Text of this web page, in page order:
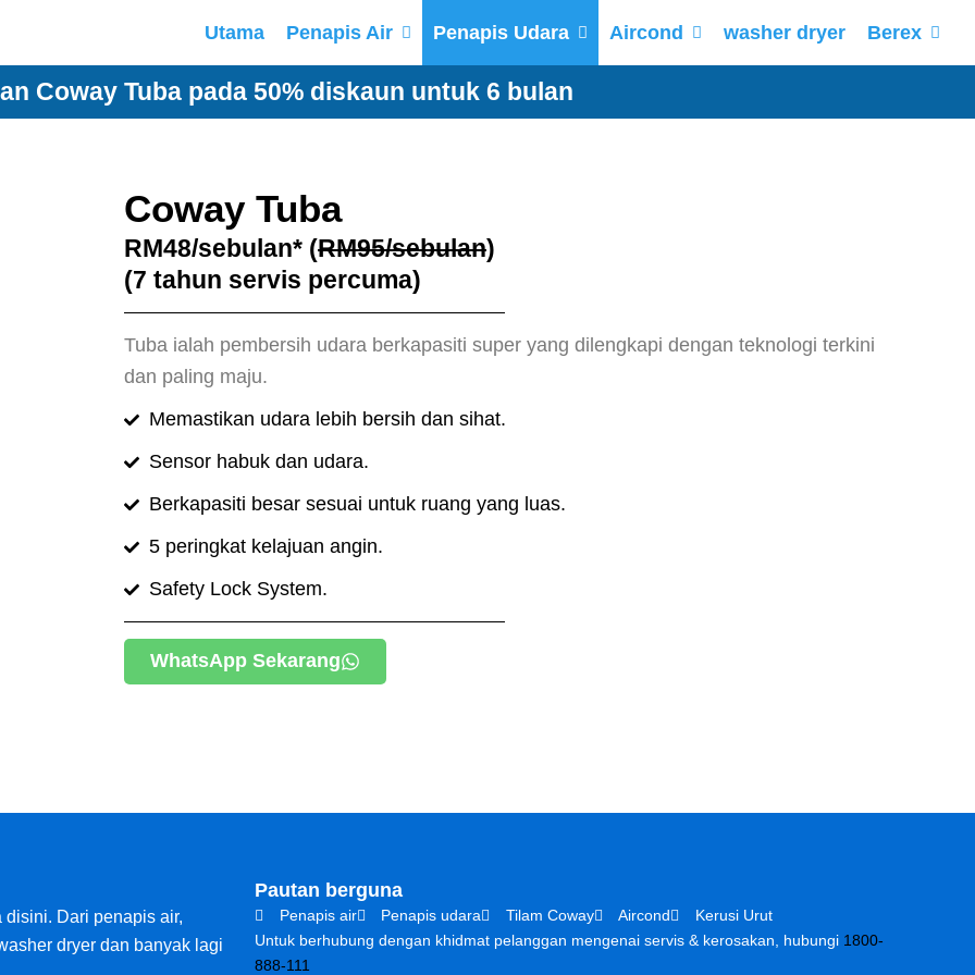
Utama Penapis Air Penapis Udara Aircond washer dryer Berex
Coway Tuba pada 50% diskaun untuk 6 bulan
Coway Tuba
RM48/sebulan* (RM95/sebulan)
(7 tahun servis percuma)
Tuba ialah pembersih udara berkapasiti super yang dilengkapi dengan teknologi terkini
dan paling maju.
Memastikan udara lebih bersih dan sihat.
Sensor habuk dan udara.
Berkapasiti besar sesuai untuk ruang yang luas.
5 peringkat kelajuan angin.
Safety Lock System.
WhatsApp Sekarang
disini. Dari penapis air,
dryer dan banyak lagi
Pautan berguna
Penapis air Penapis udara Tilam Coway Aircond
Kerusi Urut
Untuk berhubung dengan khidmat pelanggan mengenai servis & kerosakan, hubungi 1800-
888-111